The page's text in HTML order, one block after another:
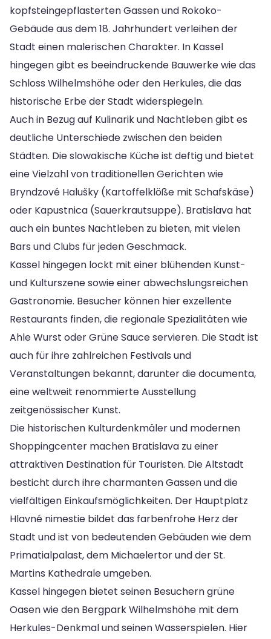
kopfsteingepflasterten Gassen und Rokoko-
Gebäude aus dem 18. Jahrhundert verleihen der
Stadt einen malerischen Charakter. In Kassel
hingegen gibt es beeindruckende Bauwerke wie das
Schloss Wilhelmshöhe oder den Herkules, die das
historische Erbe der Stadt widerspiegeln.
Auch in Bezug auf Kulinarik und Nachtleben gibt es
deutliche Unterschiede zwischen den beiden
Städten. Die slowakische Küche ist deftig und bietet
eine Vielzahl von traditionellen Gerichten wie
Bryndzové Halušky (Kartoffelklöße mit Schafskäse)
oder Kapustnica (Sauerkrautsuppe). Bratislava hat
auch ein buntes Nachtleben zu bieten, mit vielen
Bars und Clubs für jeden Geschmack.
Kassel hingegen lockt mit einer blühenden Kunst-
und Kulturszene sowie einer abwechslungsreichen
Gastronomie. Besucher können hier exzellente
Restaurants finden, die regionale Spezialitäten wie
Ahle Wurst oder Grüne Sauce servieren. Die Stadt ist
auch für ihre zahlreichen Festivals und
Veranstaltungen bekannt, darunter die documenta,
eine weltweit renommierte Ausstellung
zeitgenössischer Kunst.
Die historischen Kulturdenkmäler und modernen
Shoppingcenter machen Bratislava zu einer
attraktiven Destination für Touristen. Die Altstadt
besticht durch ihre charmanten Gassen und die
vielfältigen Einkaufsmöglichkeiten. Der Hauptplatz
Hlavné nimestie bildet das farbenfrohe Herz der
Stadt und ist von bedeutenden Gebäuden wie dem
Primatialpalast, dem Michaelertor und der St.
Martins Kathedrale umgeben.
Kassel hingegen bietet seinen Besuchern grüne
Oasen wie den Bergpark Wilhelmshöhe mit dem
Herkules-Denkmal und seinen Wasserspielen. Hier